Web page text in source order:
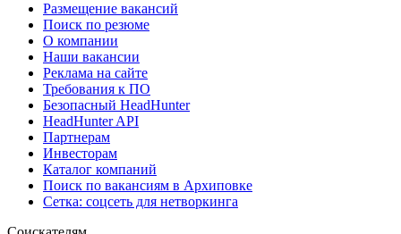
Размещение вакансий
Поиск по резюме
О компании
Наши вакансии
Реклама на сайте
Требования к ПО
Безопасный HeadHunter
HeadHunter API
Партнерам
Инвесторам
Каталог компаний
Поиск по вакансиям в Архиповке
Сетка: соцсеть для нетворкинга